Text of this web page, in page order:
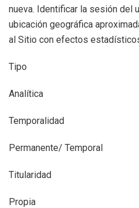
nueva. Identificar la sesión del
ubicación geográfica
al Sitio con efectos
Tipo
Analítica
Temporalidad
Permanente/ Temporal
Titularidad
Propia